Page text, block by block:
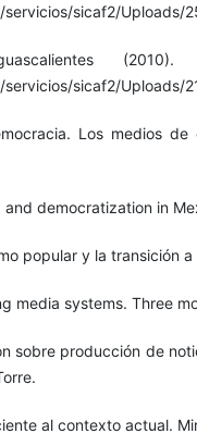
sicaf2/Uploads/
sicaf2/Uploads/
Los medios
democratization in
popular y la transición
media systems. Three
sobre producción de
al contexto actual.